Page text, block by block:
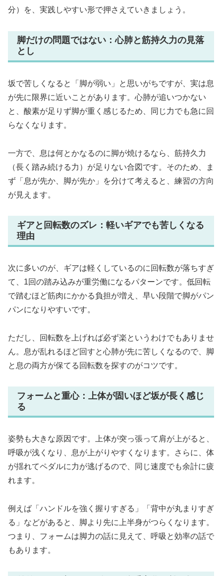
分）を、実践しやすい形で押さえていきましょう。
脚だけの問題ではない：心肺と筋持久力の見落
とし
坂で苦しくなると「脚が弱い」と思いがちですが、実は息
が先に限界に近いことがあります。心肺が追いつかない
と、酸素が足りず脚が重く感じるため、同じ力でも急に回
らなくなります。
一方で、息は何とかなるのに脚が焼けるなら、筋持久力
（長く踏み続ける力）が足りない合図です。そのため、ま
ず「息が先か、脚が先か」を分けて考えると、練習の方向
が見えます。
ギアと回転数のズレ：軽いギアでも苦しくなる
理由
次に多いのが、ギアは軽くしているのに回転数が落ちすぎ
て、1回の踏み込みが重労働になるパターンです。低回転
で踏むほど筋肉にかかる負担が増え、早い段階で脚がパン
パンになりやすいです。
ただし、回転数を上げれば必ず楽というわけでもありませ
ん。息が乱れるほど回すと心肺が先に苦しくなるので、脚
と息の両方が保てる回転数を探すのがコツです。
フォームと重心：上体が固いほど坂が長く感じ
る
姿勢も大きな原因です。上体が突っ張って肩が上がると、
呼吸が浅くなり、息が上がりやすくなります。さらに、体
が揺れてペダルに力が逃げるので、同じ速度でも余計に疲
れます。
例えば「ハンドルを強く握りすぎる」「背中が丸まりすぎ
る」などがあると、脚より先に上半身がつらくなります。
つまり、フォームは脚力の話に見えて、呼吸と効率の話で
もあります。